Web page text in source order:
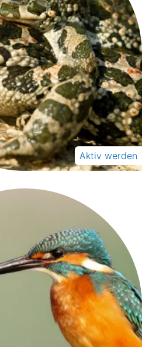
Aktiv werden